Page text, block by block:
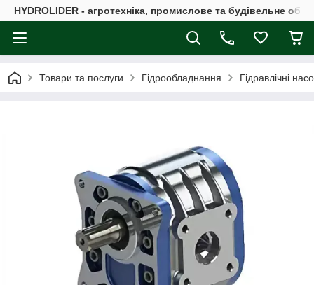
HYDROLIDER - агротехніка, промислове та будівельне
Товари та послуги Гідрообладнання Гідравлічні